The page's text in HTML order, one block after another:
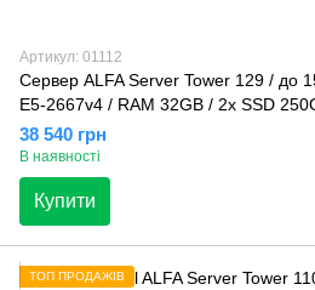
Артикул: 01112
Сервер ALFA Server Tower 129 / до
E5-2667v4 / RAM 32GB / 2x SSD
38 540 грн
В наявності
Купити
ТОП ПРОДАЖІВ